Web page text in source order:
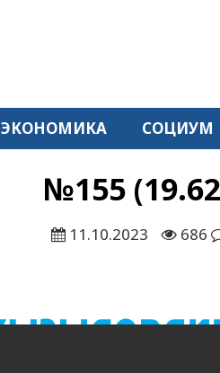
ЭКОНОМИКА СОЦИУМ
№155
11.10.2023 686